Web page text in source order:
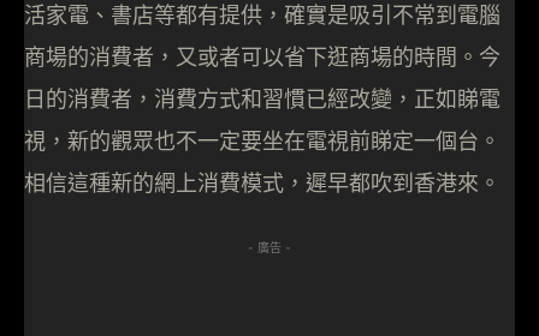
活家電、書店等都有提供，確實是吸引不常到電腦
商場的消費者，又或者可以省下逛商場的時間。今
日的消費者，消費方式和習慣已經改變，正如睇電
視，新的觀眾也不一定要坐在電視前睇定一個台。
相信這種新的網上消費模式，遲早都吹到香港來。
- 廣告 -